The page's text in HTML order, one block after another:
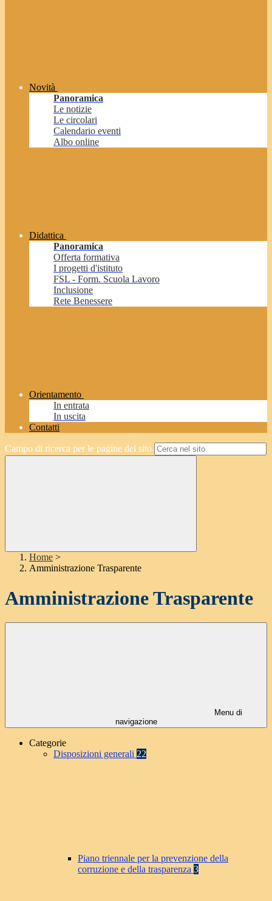
Novità
Panoramica
Le notizie
Le circolari
Calendario eventi
Albo online
Didattica
Panoramica
Offerta formativa
I progetti d'istituto
FSL - Form. Scuola Lavoro
Inclusione
Rete Benessere
Orientamento
In entrata
In uscita
Contatti
Campo di ricerca per le pagine del sito
Home >
Amministrazione Trasparente
Amministrazione Trasparente
Menu di
navigazione
Categorie
Disposizioni generali 22
Piano triennale per la prevenzione della
corruzione e della trasparenza 3